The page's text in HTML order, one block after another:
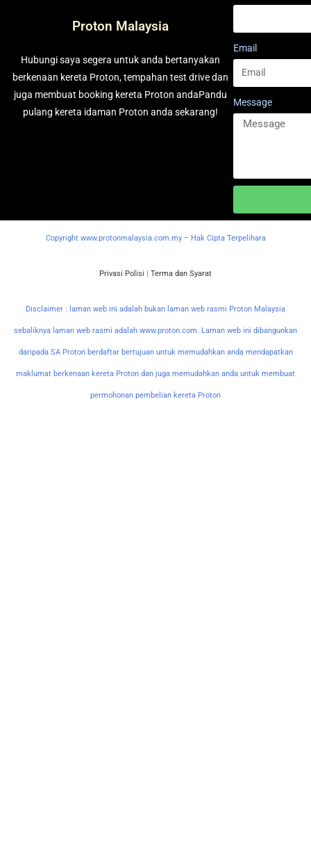
Proton Malaysia
Hubungi saya segera untuk anda bertanyakan
berkenaan kereta Proton, tempahan test drive dan
juga membuat booking kereta Proton andaPandu
pulang kereta idaman Proton anda sekarang!
Email
Message
Copyright www.protonmalaysia.com.my – Hak Cipta Terpelihara
Privasi Polisi | Terma dan Syarat
Disclaimer : laman web ini adalah bukan laman web rasmi Proton Malaysia
sebaliknya laman web rasmi adalah www.proton.com. Laman web ini dibangunkan
daripada SA Proton berdaftar bertujuan untuk memudahkan anda mendapatkan
maklumat berkenaan kereta Proton dan juga memudahkan anda untuk membuat
permohonan pembelian kereta Proton